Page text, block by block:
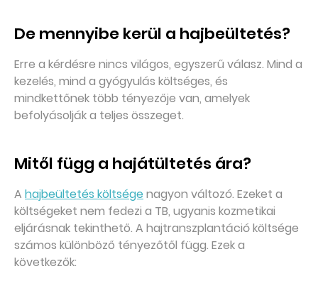
De mennyibe kerül a hajbeültetés?
Erre a kérdésre nincs világos, egyszerű válasz. Mind a
kezelés, mind a gyógyulás költséges, és
mindkettőnek több tényezője van, amelyek
befolyásolják a teljes összeget.
Mitől függ a hajátültetés ára?
A hajbeültetés költsége nagyon változó. Ezeket a
költségeket nem fedezi a TB, ugyanis kozmetikai
eljárásnak tekinthető. A hajtranszplantáció költsége
számos különböző tényezőtől függ. Ezek a
következők: